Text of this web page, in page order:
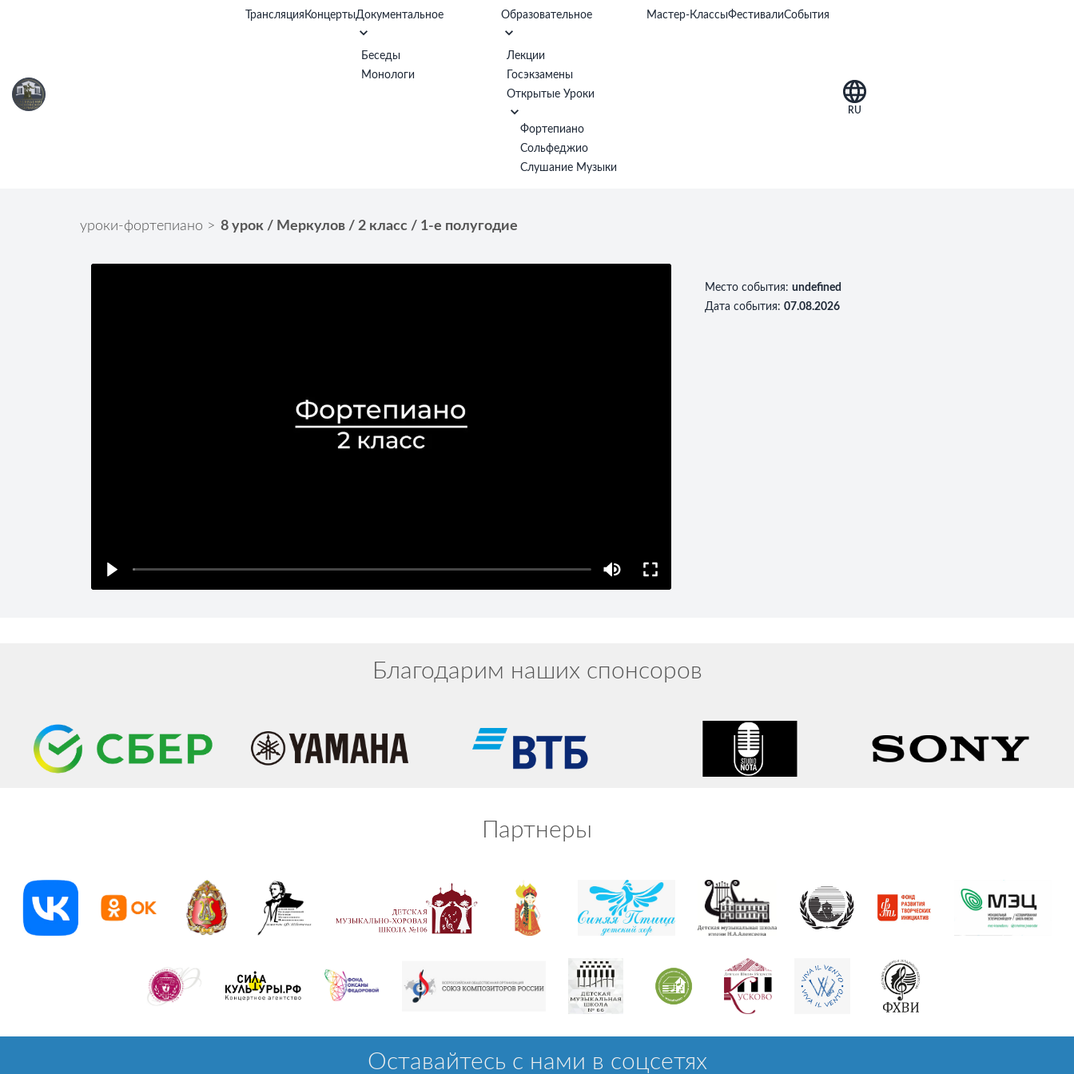
Трансляция КонцертыДокументальное
Беседы
Монологи
Образовательное
Лекции
Госэкзамены
Открытые Уроки
Фортепиано
Сольфеджио
Слушание Музыки
Мастер-КлассыФестивалиСобытия
RU
уроки-фортепиано > 8 урок / Меркулов / 2 класс / 1-е полугодие
Место события:undefined
Дата события:07.08.2026
Благодарим наших спонсоров
Партнеры
Оставайтесь с нами в соцсетях